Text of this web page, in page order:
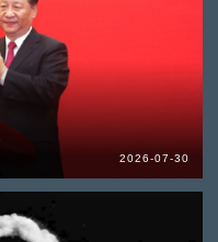
2026-07-30